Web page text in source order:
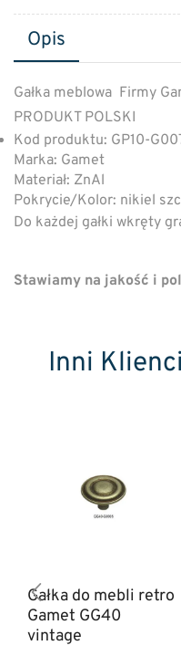
Opis
Gałka meblowa Firmy
PRODUKT POLSKI
Kod produktu: GP10-
Marka: Gamet
Materiał: ZnAl
Pokrycie/Kolor: nikiel
Do każdej gałki wkręty
Stawiamy na jakość i
Inni
Gałka do mebli retro
Gamet GG40
vintage